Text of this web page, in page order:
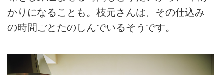
かりになることも。枝元さんは、その仕込み
の時間ごとたのしんでいるそうです。